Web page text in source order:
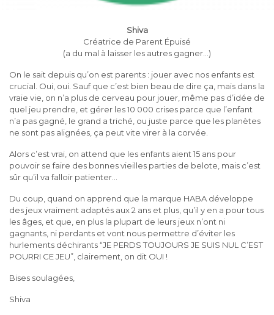
Shiva
Créatrice de Parent Épuisé
(a du mal à laisser les autres gagner…)
On le sait depuis qu’on est parents : jouer avec nos enfants est
crucial. Oui, oui. Sauf que c’est bien beau de dire ça, mais dans la
vraie vie, on n’a plus de cerveau pour jouer, même pas d’idée de
quel jeu prendre, et gérer les 10 000 crises parce que l’enfant
n’a pas gagné, le grand a triché, ou juste parce que les planètes
ne sont pas alignées, ça peut vite virer à la corvée.
Alors c’est vrai, on attend que les enfants aient 15 ans pour
pouvoir se faire des bonnes vieilles parties de belote, mais c’est
sûr qu’il va falloir patienter…
Du coup, quand on apprend que la marque HABA développe
des jeux vraiment adaptés aux 2 ans et plus, qu’il y en a pour tous
les âges, et que, en plus la plupart de leurs jeux n’ont ni
gagnants, ni perdants et vont nous permettre d’éviter les
hurlements déchirants “JE PERDS TOUJOURS JE SUIS NUL C’EST
POURRI CE JEU”, clairement, on dit OUI !
Bises soulagées,
Shiva